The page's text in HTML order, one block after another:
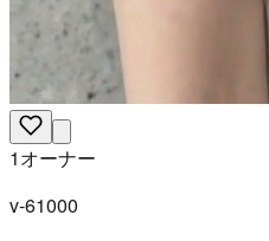
1オーナー
v-61000